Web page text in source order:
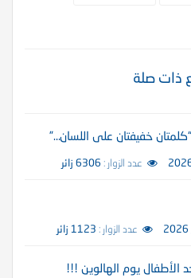
ذات صلة
خفيفتان على اللسان…”
عدد الزوار : 6306 زائر
عدد الزوار : 1123 زائر
الأطفال يوم الهالوين !!!